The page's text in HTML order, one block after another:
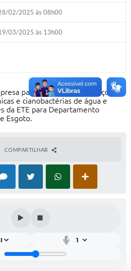
02/2025 às 08h00
03/2025 às 13h00
para prestação de serviços de
e cianobactérias de água e
da ETE para Departamento
Esgoto.
COMPARTILHAR